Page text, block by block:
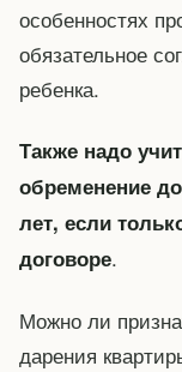
особенностях
обязательное
ребенка.
Также надо
обременение
лет, если
договоре.
Можно ли
дарения